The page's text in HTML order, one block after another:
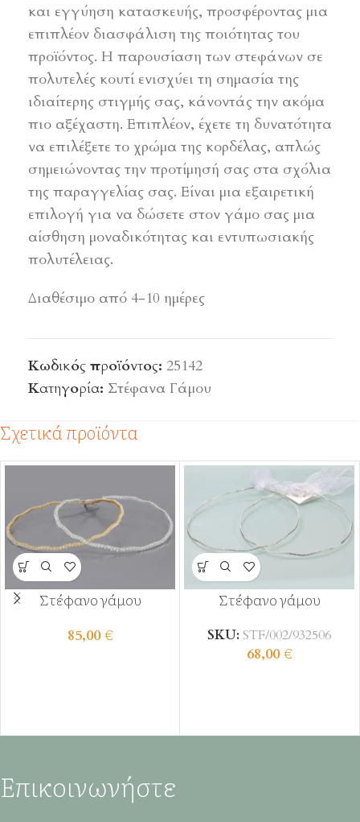
και εγγύηση κατασκευής, προσφέροντας μια
επιπλέον διασφάλιση της ποιότητας του
προϊόντος. Η παρουσίαση των στεφάνων σε
πολυτελές κουτί ενισχύει τη σημασία της
ιδιαίτερης στιγμής σας, κάνοντάς την ακόμα
πιο αξέχαστη. Επιπλέον, έχετε τη δυνατότητα
να επιλέξετε το χρώμα της κορδέλας, απλώς
σημειώνοντας την προτίμησή σας στα σχόλια
της παραγγελίας σας. Είναι μια εξαιρετική
επιλογή για να δώσετε στον γάμο σας μια
αίσθηση μοναδικότητας και εντυπωσιακής
πολυτέλειας.
Διαθέσιμο από 4-10 ημέρες
Κωδικός προϊόντος: 25142
Κατηγορία: Στέφανα Γάμου
Σχετικά προϊόντα
Στέφανο γάμου
85,00€
Στέφανο γάμου
SKU: STF/002/932506
68,00€
Επικοινωνήστε